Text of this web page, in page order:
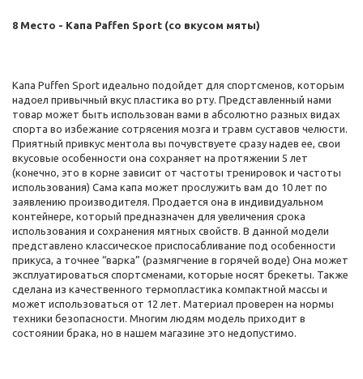
8 Место - Капа Paffen Sport (со вкусом мяты)
Капа Puffen Sport идеально подойдет для спортсменов, которым
надоел привычный вкус пластика во рту. Представленный нами
товар может быть использован вами в абсолютно разных видах
спорта во избежание сотрясения мозга и травм суставов челюсти.
Приятный привкус ментола вы почувствуете сразу надев ее, свои
вкусовые особенности она сохраняет на протяжении 5 лет
(конечно, это в корне зависит от частоты тренировок и частоты
использования) Сама капа может прослужить вам до 10 лет по
заявлению производителя. Продается она в индивидуальном
контейнере, который предназначен для увеличения срока
использования и сохранения мятных свойств. В данной модели
представлено классическое приспосабливание под особенности
прикуса, а точнее “варка” (размягчение в горячей воде) Она может
эксплуатироваться спортсменами, которые носят брекеты. Также
сделана из качественного термопластика компактной массы и
может использоваться от 12 лет. Материал проверен на нормы
техники безопасности. Многим людям модель приходит в
состоянии брака, но в нашем магазине это недопустимо.